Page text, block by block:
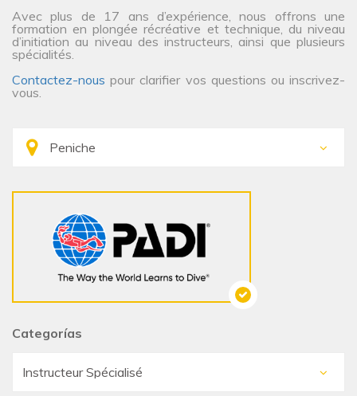
Avec plus de 17 ans d’expérience, nous offrons une
formation en plongée récréative et technique, du niveau
d’initiation au niveau des instructeurs, ainsi que plusieurs
spécialités.
Contactez-nous pour clarifier vos questions ou inscrivez-
vous.
Categorías